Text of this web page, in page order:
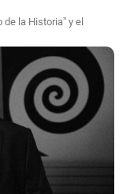
la Historia” y el